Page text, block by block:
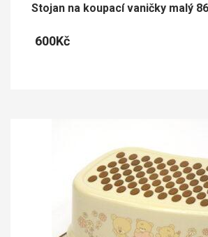
Stojan na koupací vaničky malý
600Kč